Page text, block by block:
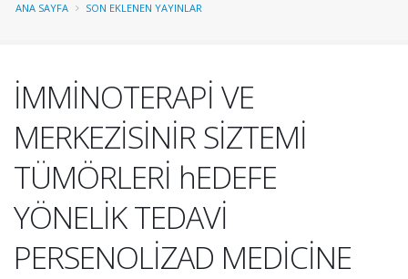
ANA SAYFA SON EKLENEN YAYINLAR
İMMİNOTERAPİ VE
MERKEZİSİNİR SİZTEMİ
TÜMÖRLERİ hEDEFE
YÖNELİK TEDAVİ
PERSENOLİZAD MEDİCİNE